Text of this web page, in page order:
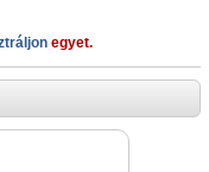
egyet.